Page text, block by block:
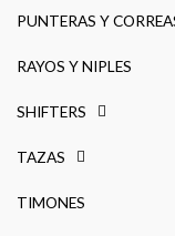
PUNTERAS Y
RAYOS Y NIPLES
SHIFTERS
TAZAS
TIMONES